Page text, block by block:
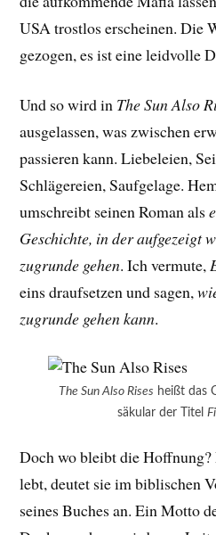
USA trostlos erscheinen. Die
gezogen, es ist eine leidvolle
Und so wird in The Sun Also
ausgelassen, was zwischen
passieren kann. Liebeleien,
Schlägereien, Saufgelage.
umschreibt seinen Roman als
Geschichte, in der aufgezeigt
zugrunde gehen. Ich vermute,
eins draufsetzen und sagen,
zugrunde gehen kann.
The Sun Also Rises heißt das
säkular der Titel
Doch wo bleibt die
lebt, deutet sie im biblischen
seines Buches an. Ein Motto